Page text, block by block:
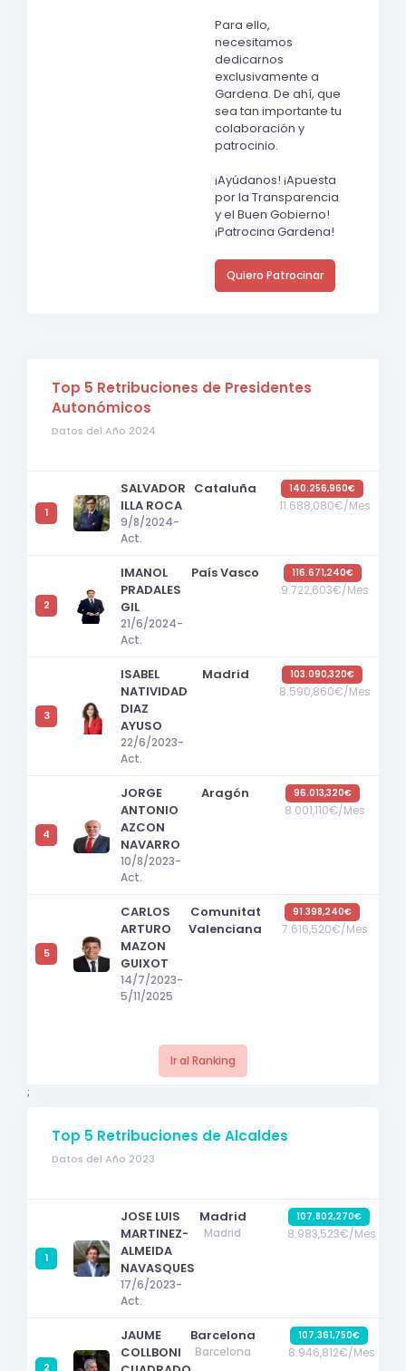
Para ello,
necesitamos
dedicarnos
exclusivamente a
Gardena. De ahí, que
sea tan importante tu
colaboración y
patrocinio.
¡Ayúdanos! ¡Apuesta
por la Transparencia
y el Buen Gobierno!
¡Patrocina Gardena!
Quiero Patrocinar
Top 5 Retribuciones de Presidentes
Autonómicos
Datos del Año 2024
1
SALVADOR
ILLA ROCA
9/8/2024-
Act.
Cataluña 140.256,960€
11.688,080€/Mes
2
IMANOL
PRADALES
GIL
21/6/2024-
Act.
País Vasco 116.671,240€
9.722,603€/Mes
3
ISABEL
NATIVIDAD
DIAZ
AYUSO
22/6/2023-
Act.
Madrid 103.090,320€
8.590,860€/Mes
4
JORGE
ANTONIO
AZCON
NAVARRO
10/8/2023-
Act.
Aragón 96.013,320€
8.001,110€/Mes
5
CARLOS
ARTURO
MAZON
GUIXOT
14/7/2023-
5/11/2025
Comunitat
Valenciana
91.398,240€
7.616,520€/Mes
Ir al Ranking
;
Top 5 Retribuciones de Alcaldes
Datos del Año 2023
1
JOSE LUIS
MARTINEZ-
ALMEIDA
NAVASQUES
17/6/2023-
Act.
Madrid
Madrid
107.802,270€
8.983,523€/Mes
2
JAUME
COLLBONI
Barcelona
Barcelona
107.361,750€
8.946,812€/Mes